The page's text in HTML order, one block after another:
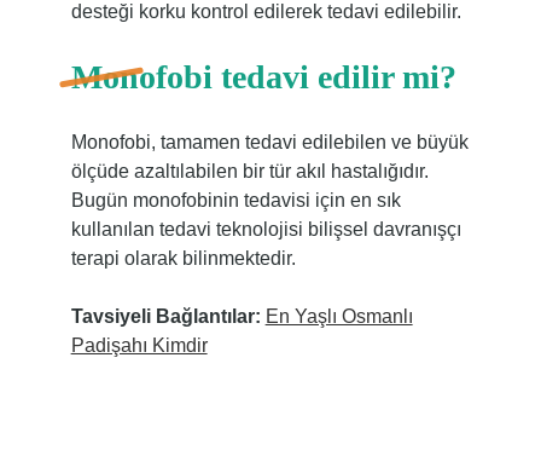
desteği korku kontrol edilerek tedavi edilebilir.
Monofobi tedavi edilir mi?
Monofobi, tamamen tedavi edilebilen ve büyük
ölçüde azaltılabilen bir tür akıl hastalığıdır.
Bugün monofobinin tedavisi için en sık
kullanılan tedavi teknolojisi bilişsel davranışçı
terapi olarak bilinmektedir.
Tavsiyeli Bağlantılar: En Yaşlı Osmanlı
Padişahı Kimdir